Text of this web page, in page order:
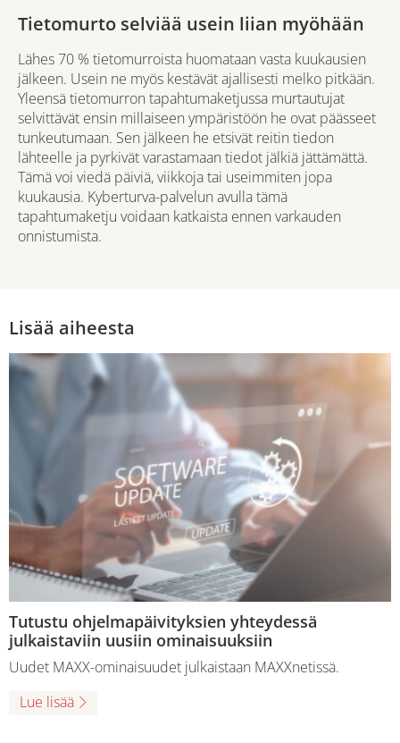
Tietomurto selviää usein liian myöhään
Lähes 70 % tietomurroista huomataan vasta kuukausien
jälkeen. Usein ne myös kestävät ajallisesti melko pitkään.
Yleensä tietomurron tapahtumaketjussa murtautujat
selvittävät ensin millaiseen ympäristöön he ovat päässeet
tunkeutumaan. Sen jälkeen he etsivät reitin tiedon
lähteelle ja pyrkivät varastamaan tiedot jälkiä jättämättä.
Tämä voi viedä päiviä, viikkoja tai useimmiten jopa
kuukausia. Kyberturva-palvelun avulla tämä
tapahtumaketju voidaan katkaista ennen varkauden
onnistumista.
Lisää aiheesta
Tutustu ohjelmapäivityksien yhteydessä
julkaistaviin uusiin ominaisuuksiin
Uudet MAXX-ominaisuudet julkaistaan MAXXnetissä.
Lue lisää